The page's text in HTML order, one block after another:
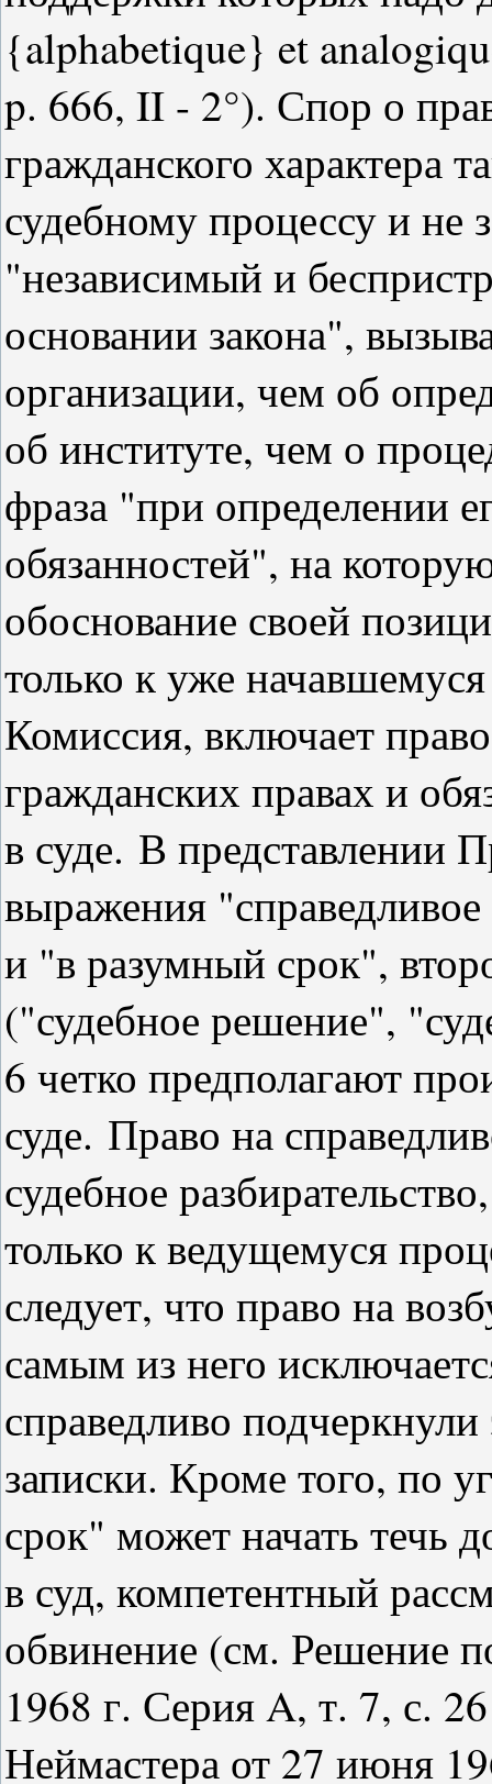
{alphabetique} et
p. 666, II - 2°). Спор о
гражданского характера
судебному процессу и не
"независимый и
основании закона",
организации, чем об
об институте, чем о
фраза "при определении
обязанностей", на
обоснование своей
только к уже
Комиссия, включает
гражданских правах и
в суде. В представлении
выражения
и "в разумный срок",
("судебное решение",
6 четко предполагают
суде. Право на
судебное
только к ведущемуся
следует, что право на
самым из него
справедливо
записки. Кроме того, по
срок" может начать течь
в суд, компетентный
обвинение (см. Решение
1968 г. Серия A, т. 7, с.
Неймастера от 27 июня